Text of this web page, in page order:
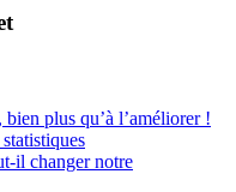
plus qu’à l’améliorer !
il changer notre